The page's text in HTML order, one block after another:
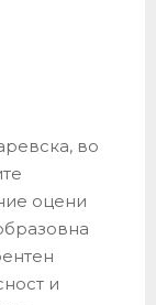
во
оцени
и